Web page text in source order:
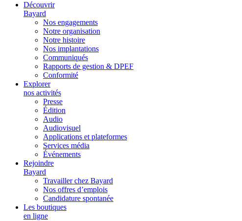
Découvrir
Bayard
Nos engagements
Notre organisation
Notre histoire
Nos implantations
Communiqués
Rapports de gestion & DPEF
Conformité
Explorer
nos activités
Presse
Édition
Audio
Audiovisuel
Applications et plateformes
Services média
Événements
Rejoindre
Bayard
Travailler chez Bayard
Nos offres d’emplois
Candidature spontanée
Les boutiques
en ligne